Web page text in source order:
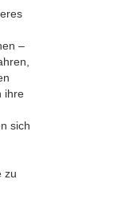
–
ihre
sich
zu